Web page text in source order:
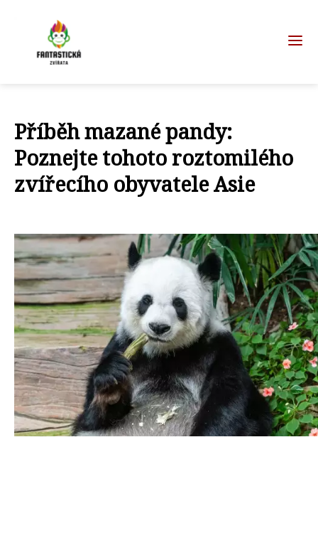
Příběh mazané pandy:
Poznejte tohoto roztomilého
zvířecího obyvatele Asie